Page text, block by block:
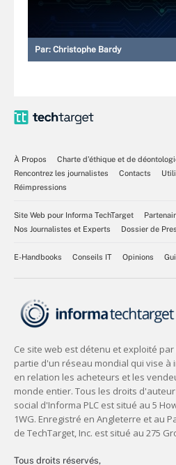
Par: Christophe Bardy
À Propos
Charte d’éthique et de
Rencontrez les journalistes
Contacts
Réimpressions
Site Web pour Informa TechTarget
Nos Journalistes et Experts
Dossier de
E-Handbooks Conseils IT Opinions
Tous droits réservés,